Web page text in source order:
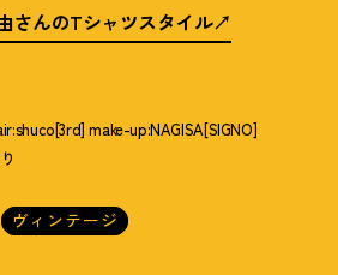
さんのTシャツスタイル
make-up:NAGISA[SIGNO]
ヴィンテージ